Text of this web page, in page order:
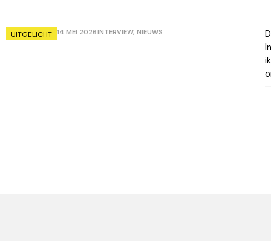
UITGELICHT 14 MEI 2026INTERVIEW, NIEUWS